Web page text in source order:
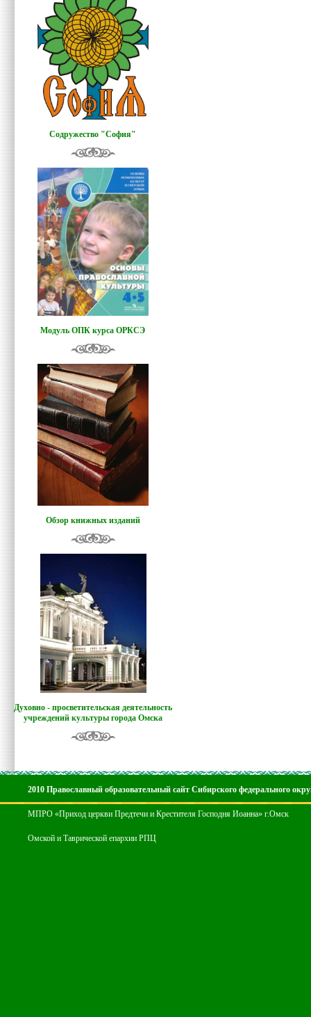
Содружество "София"
Модуль ОПК курса ОРКСЭ
Обзор книжных изданий
Духовно - просветительская деятельность
учреждений культуры города Омска
2010 Православный образовательный сайт Сибирского федерального
МПРО «Приход церкви Предтечи и Крестителя Господня Иоанна» г.Омск
Омской и Таврической епархии РПЦ